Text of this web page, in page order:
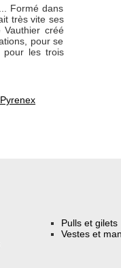
Formé dans
très vite ses
Vauthier créé
pour se
pour les trois
Pulls et gilets
Vestes et